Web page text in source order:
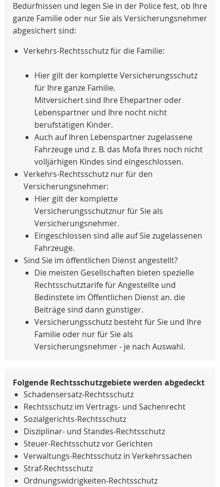
Bedürfnissen und legen Sie in der Police fest, ob Ihre
ganze Familie oder nur Sie als Versicherungsnehmer
abgesichert sind:
Verkehrs-Rechtsschutz für die Familie:
Hier gilt der komplette Versicherungsschutz
für Ihre ganze Familie.
Mitversichert sind Ihre Ehepartner oder
Lebenspartner und Ihre nocht nicht
berufstätigen Kinder.
Auch auf Ihren Lebenspartner zugelassene
Fahrzeuge und z. B. das Mofa Ihres noch nicht
volljärhigen Kindes sind eingeschlossen.
Verkehrs-Rechtsschutz nur für den
Versicherungsnehmer:
Hier gilt der komplette
Versicherungsschutznur für Sie als
Versicherungsnehmer.
Eingeschlossen sind alle auf Sie zugelassenen
Fahrzeuge.
Sind Sie im öffentlichen Dienst angestellt?
Die meisten Gesellschaften bieten spezielle
Rechtsschutztarife für Angestellte und
Bedinstete im Öffentlichen Dienst an. die
Beiträge sind dann günstiger.
Versicherungsschutz besteht für Sie und Ihre
Familie oder nur für Sie als
Versicherungsnehmer - je nach Auswahl.
Folgende Rechtsschutzgebiete werden abgedeckt
Schadensersatz-Rechtsschutz
Rechtsschutz im Vertrags- und Sachenrecht
Sozialgerichts-Rechtsschutz
Disziplinar- und Standes-Rechtsschutz
Steuer-Rechtsschutz vor Gerichten
Verwaltungs-Rechtsschutz in Verkehrssachen
Straf-Rechtsschutz
Ordnungswidrigkeiten-Rechtsschutz